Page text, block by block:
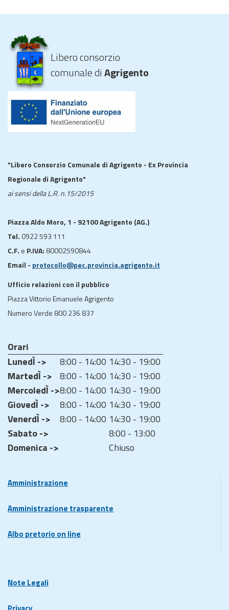
Libero consorzio
comunale diAgrigento
"Libero Consorzio Comunale di Agrigento - Ex Provincia
Regionale di Agrigento"
ai sensi della L.R. n.15/2015
Piazza Aldo Moro, 1 - 92100 Agrigento (AG.)
Tel. 0922 593 111
C.F. e P.IVA: 80002590844
Email - protocollo@pec.provincia.agrigento.it
Ufficio relazioni con il pubblico
Piazza Vittorio Emanuele Agrigento
Numero Verde 800 236 837
Orari
LunedÌ ->
8:00 - 14:00 14:30 - 19:00
MartedÌ -> 8:00 - 14:00 14:30 - 19:00
MercoledÌ ->8:00 - 14:00 14:30 - 19:00
GiovedÌ ->
8:00 - 14:00 14:30 - 19:00
VenerdÌ ->
8:00 - 14:00 14:30 - 19:00
Sabato ->
8:00 - 13:00
Domenica ->
Chiuso
Amministrazione
Amministrazione trasparente
Albo pretorio on line
Note Legali